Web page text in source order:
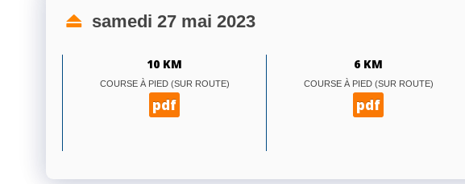
samedi 27 mai 2023
10 KM
COURSE À PIED (SUR ROUTE)
pdf
6 KM
COURSE À PIED (SUR ROUTE)
pdf